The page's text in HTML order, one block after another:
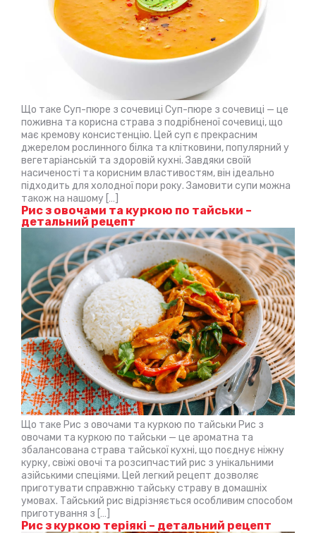
Що таке Суп-пюре з сочевиці Суп-пюре з сочевиці — це
поживна та корисна страва з подрібненої сочевиці, що
має кремову консистенцію. Цей суп є прекрасним
джерелом рослинного білка та клітковини, популярний у
вегетаріанській та здоровій кухні. Завдяки своїй
насиченості та корисним властивостям, він ідеально
підходить для холодної пори року. Замовити супи можна
також на нашому […]
Рис з овочами та куркою по тайськи –
детальний рецепт
Що таке Рис з овочами та куркою по тайськи Рис з
овочами та куркою по тайськи — це ароматна та
збалансована страва тайської кухні, що поєднує ніжну
курку, свіжі овочі та розсипчастий рис з унікальними
азійськими спеціями. Цей легкий рецепт дозволяє
приготувати справжню тайську страву в домашніх
умовах. Тайський рис відрізняється особливим способом
приготування з […]
Рис з куркою теріякі – детальний рецепт